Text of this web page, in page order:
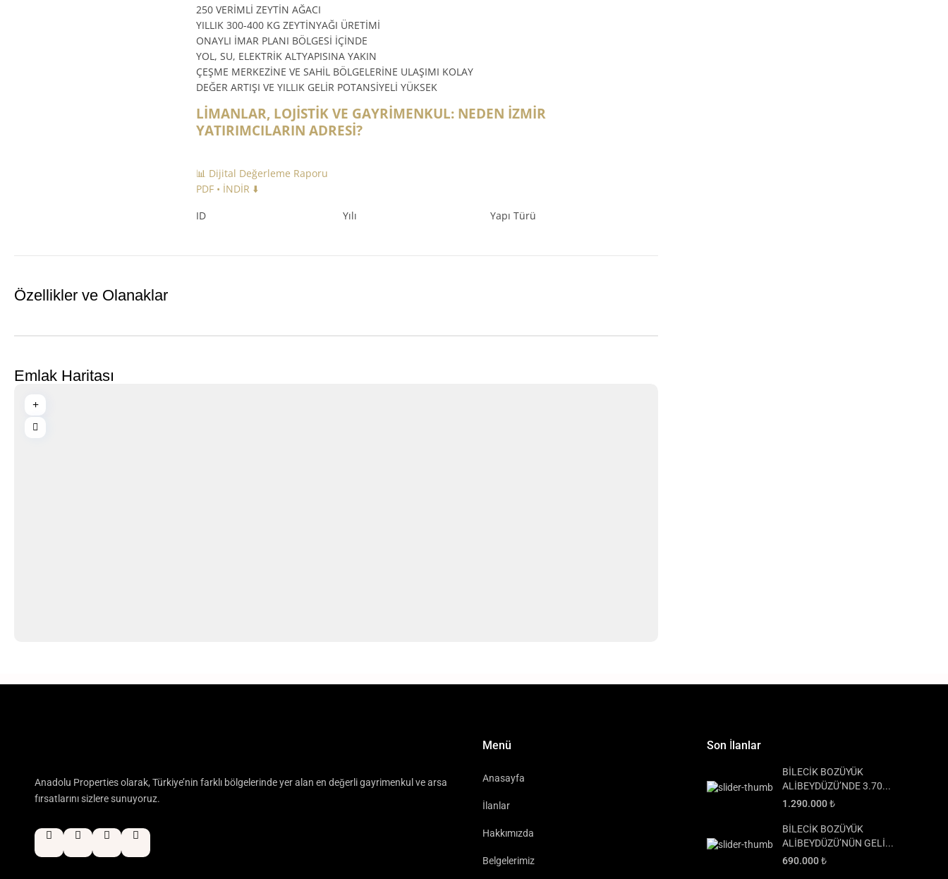
250 VERİMLİ ZEYTİN AĞACI
YILLIK 300-400 KG ZEYTİNYAĞI ÜRETİMİ
ONAYLI İMAR PLANI BÖLGESİ İÇİNDE
YOL, SU, ELEKTRİK ALTYAPISINA YAKIN
ÇEŞME MERKEZİNE VE SAHİL BÖLGELERİNE ULAŞIMI KOLAY
DEĞER ARTIŞI VE YILLIK GELİR POTANSİYELİ YÜKSEK
LİMANLAR, LOJİSTİK VE GAYRİMENKUL: NEDEN İZMİR
YATIRIMCILARIN ADRESİ?
📊 Dijital Değerleme Raporu
PDF • İNDİR ⬇️
ID
Yılı Yapı Türü
Özellikler ve Olanaklar
Emlak Haritası
Anadolu Properties olarak, Türkiye’nin farklı bölgelerinde yer alan en değerli gayrimenkul ve arsa
fırsatlarını sizlere sunuyoruz.
Menü
Anasayfa
İlanlar
Hakkımızda
Belgelerimiz
Son İlanlar
BİLECİK BOZÜYÜK
ALİBEYDÜZÜ’NDE 3.70...
1.290.000 ₺
BİLECİK BOZÜYÜK
ALİBEYDÜZÜ’NÜN GELİ...
690.000 ₺